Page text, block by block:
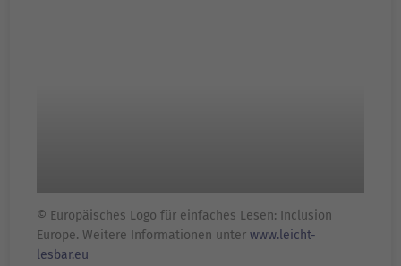
© Europäisches Logo für einfaches Lesen: Inclusion
Europe. Weitere Informationen unter www.leicht-
lesbar.eu